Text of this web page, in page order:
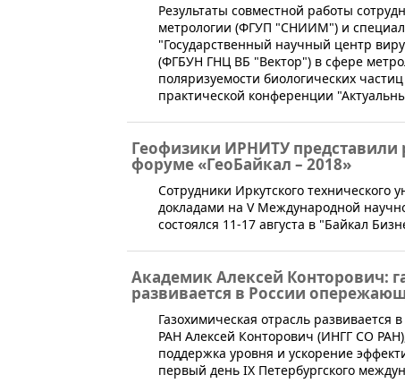
​Результаты совместной работы
метрологии (ФГУП "СНИИМ") и
"Государственный научный центр
(ФГБУН ГНЦ ВБ "Вектор") в сфере
поляризуемости биологических
практической конференции
Геофизики ИРНИТУ представили
форуме «ГеоБайкал – 2018»
​Сотрудники Иркутского технического
докладами на V Международной
состоялся 11-17 августа в "Байкал
Академик Алексей Конторович:
развивается в России
​Газохимическая отрасль
РАН Алексей Конторович (ИНГГ СО
поддержка уровня и ускорение
первый день IX Петербургского